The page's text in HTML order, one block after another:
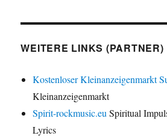
WEITERE LINKS (PARTNER)
Kostenloser Kleinanzeigenmarkt
Kleinanzeigenmarkt
Spirit-rockmusic.eu Spiritual
Lyrics